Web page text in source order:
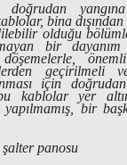
doğrudan
bina dışından
olduğu
bir dayanım
geçirilmeli
için
kablolar yer
bir
panosu